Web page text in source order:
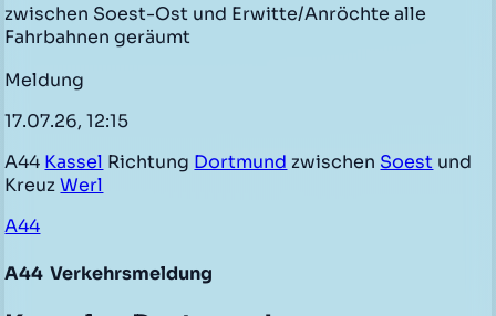
zwischen Soest-Ost und Erwitte/Anröchte alle
Fahrbahnen geräumt
Meldung
17.07.26, 12:15
A44 Kassel Richtung Dortmund zwischen Soest und
KreuzWerl
A44
A44 Verkehrsmeldung